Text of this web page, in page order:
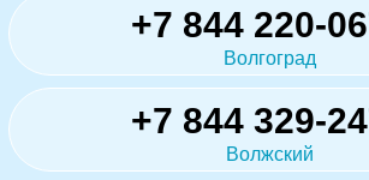
+7 844 220-
Волгоград
+7 844 329-
Волжский